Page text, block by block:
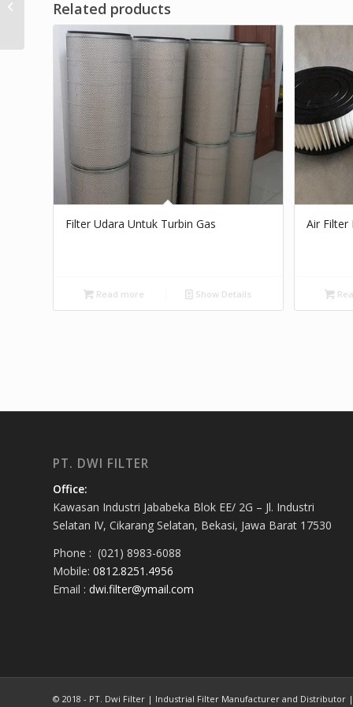
Related products
Filter Udara Untuk Turbin Gas
Read more Show Details
Air Filter
PT. DWI FILTER
Office:
Kawasan Industri Jababeka Blok EE/ 2G – Jl. Industri
Selatan IV, Cikarang Selatan, Bekasi, Jawa Barat 17530
Phone : (021) 8983-6088
Mobile: 0812.8251.4956
Email : dwi.filter@ymail.com
© 2018 - PT. Dwi Filter | Industrial Filter Manufacturer and Distributor
Equipment